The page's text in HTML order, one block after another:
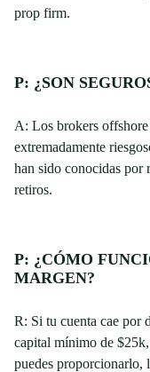
prop firm.
P: ¿SON
A: Los brokers
extremadamente
han sido conocidas por
retiros.
P: ¿CÓMO
MARGEN?
R: Si tu cuenta cae por
capital mínimo de
puedes proporcionarlo,